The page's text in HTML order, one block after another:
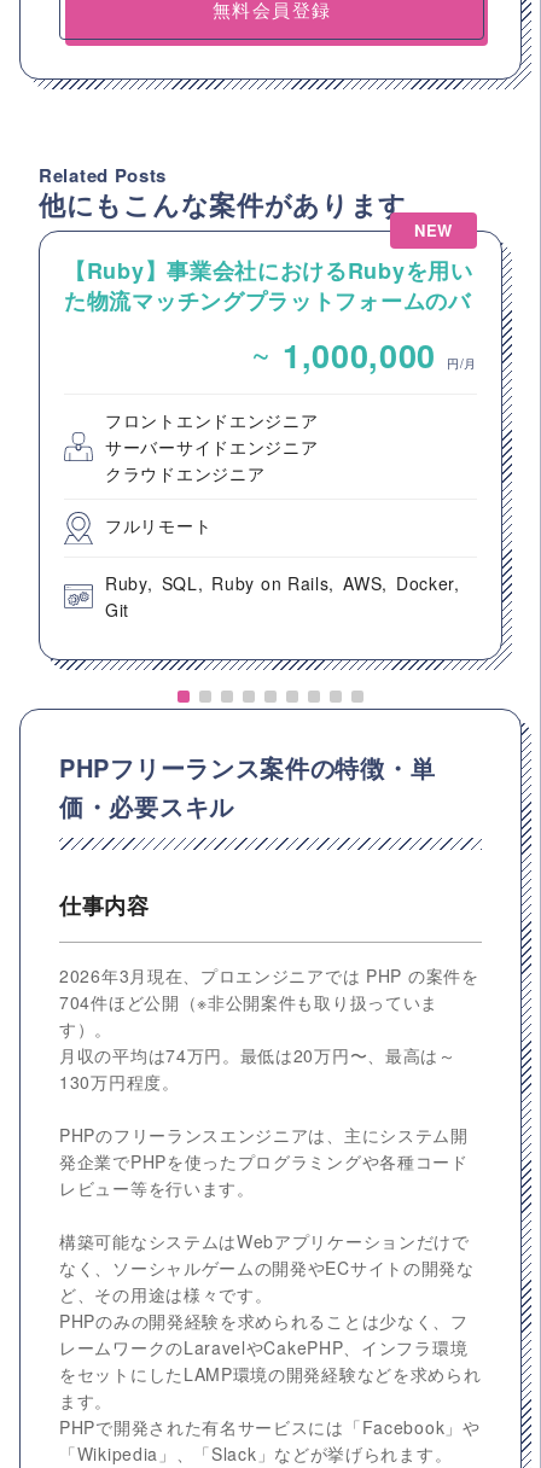
無料会員登録
Related Posts
他にもこんな案件があります
NEW
【Ruby】事業会社におけるRubyを用い
た物流マッチングプラットフォームのバ
~ 1,000,000 円/月
フロントエンドエンジニア
サーバーサイドエンジニア
クラウドエンジニア
フルリモート
Ruby SQL Ruby on Rails AWS
Docker
Git
PHPフリーランス案件の特徴・単
価・必要スキル
仕事内容
2026年3月現在、プロエンジニアでは PHP の案件を
704件ほど公開（※非公開案件も取り扱っていま
す）。
月収の平均は74万円。最低は20万円〜、最高は～
130万円程度。
PHPのフリーランスエンジニアは、主にシステム開
発企業でPHPを使ったプログラミングや各種コード
レビュー等を行います。
構築可能なシステムはWebアプリケーションだけで
なく、ソーシャルゲームの開発やECサイトの開発な
ど、その用途は様々です。
PHPのみの開発経験を求められることは少なく、フ
レームワークのLaravelやCakePHP、インフラ環境
をセットにしたLAMP環境の開発経験などを求められ
ます。
PHPで開発された有名サービスには「Facebook」や
「Wikipedia」、「Slack」などが挙げられます。